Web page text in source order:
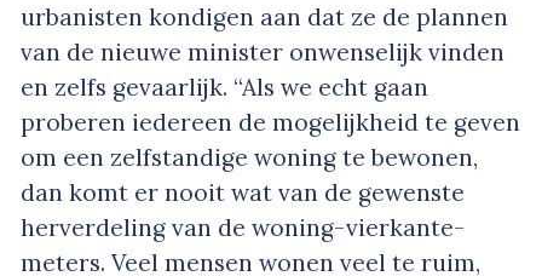
urbanisten kondigen aan dat ze de plannen
van de nieuwe minister onwenselijk vinden
en zelfs gevaarlijk. “Als we echt gaan
proberen iedereen de mogelijkheid te geven
om een zelfstandige woning te bewonen,
dan komt er nooit wat van de gewenste
herverdeling van de woning-vierkante-
meters. Veel mensen wonen veel te ruim,